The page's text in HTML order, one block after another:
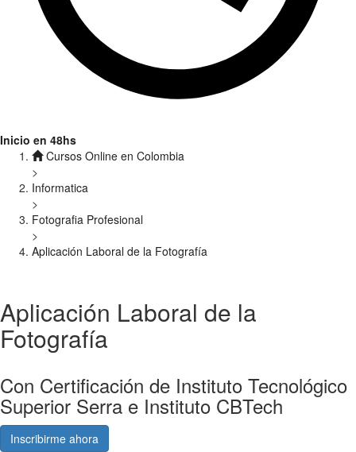
Inicio en 48hs
Cursos Online en Colombia
>
Informatica
>
Fotografia Profesional
>
Aplicación Laboral de la Fotografía
Aplicación Laboral de la
Fotografía
Con Certificación de Instituto Tecnológico
Superior Serra e Instituto CBTech
Inscribirme ahora